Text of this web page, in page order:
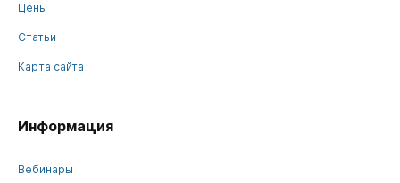
Цены
Статьи
Карта сайта
Информация
Вебинары